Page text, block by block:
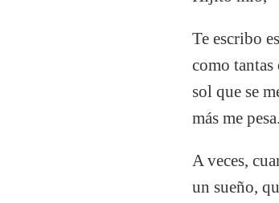
Te escribo
como tantas
sol que se
más me
A veces,
un sueño,